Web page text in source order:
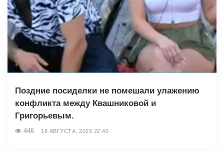
Поздние посиделки не помешали улажению
конфликта между Квашниковой и
Григорьевым.
446 18 АВГУСТА, 2025 22:40